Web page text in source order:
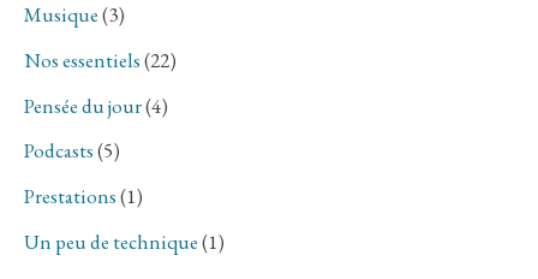
Musique(3)
Nos essentiels(22)
Pensée du jour(4)
Podcasts(5)
Prestations(1)
Un peu de technique(1)